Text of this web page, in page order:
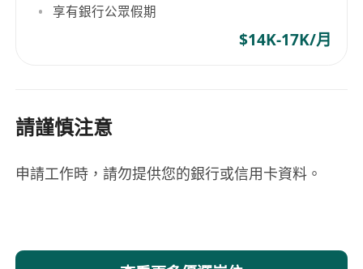
享有銀行公眾假期
$14K-17K/月
請謹慎注意
申請工作時，請勿提供您的銀行或信用卡資料。